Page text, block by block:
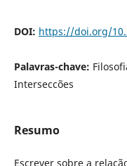
DOI: https://doi.org/
Palavras-chave:
Interseccões
Resumo
Escrever sobre a